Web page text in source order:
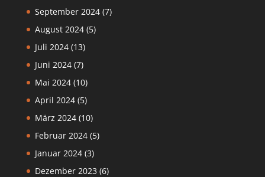
September 2024(7)
August 2024(5)
Juli 2024(13)
Juni 2024(7)
Mai 2024(10)
April 2024(5)
März 2024(10)
Februar 2024(5)
Januar 2024(3)
Dezember 2023 (6)